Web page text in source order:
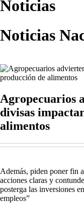
Noticias
Noticias
Agropecuarios
divisas
alimentos
Además, piden poner fin
acciones claras y
posterga las inversiones
empleos”